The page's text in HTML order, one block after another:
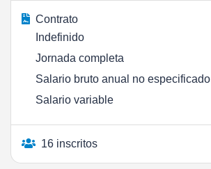
Contrato
Indefinido
Jornada completa
Salario bruto anual no especificado
Salario variable
16 inscritos